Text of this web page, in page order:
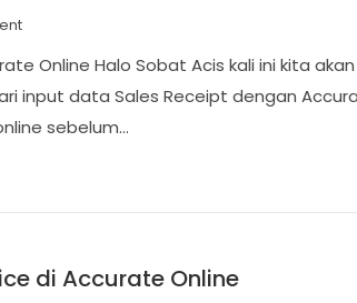
Online Halo Sobat Acis kali ini kita
input data Sales Receipt dengan
sebelum…
di Accurate Online